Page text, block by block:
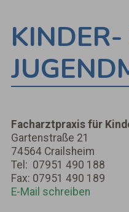
Facharztpraxis für
Gartenstraße 21
74564 Crailsheim
Tel: 07951 490 188
Fax: 07951 490 189
E-Mail schreiben